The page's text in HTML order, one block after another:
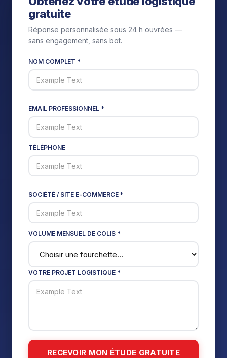
gratuite
Réponse personnalisée sous 24 h ouvrées —
sans engagement, sans bot.
NOM COMPLET *
EMAIL PROFESSIONNEL *
TÉLÉPHONE
SOCIÉTÉ / SITE E-COMMERCE *
VOLUME MENSUEL DE COLIS *
VOTRE PROJET LOGISTIQUE *